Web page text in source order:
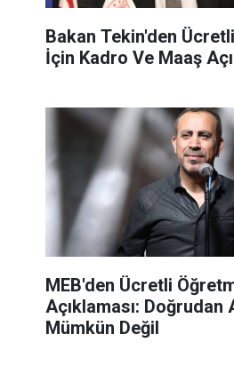
Bakan Tekin'den
İçin Kadro Ve Maaş
MEB'den Ücretli
Açıklaması: Doğrudan
Mümkün Değil